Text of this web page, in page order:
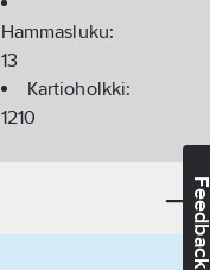
Hammasluku:
13
Kartioholkki:
1210